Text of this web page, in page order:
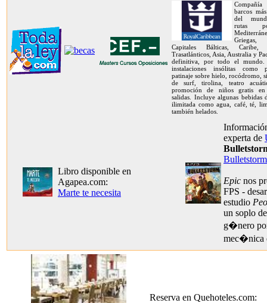
barcos
del
rutas
Griegas,
Capitales Bálticas, Caribe,
Trasatlánticos, Asia, Australia y
definitiva, por todo el mundo.
instalaciones insólitas como
patinaje sobre hielo, rocódromo,
de surf, tirolina, teatro
promoción de niños gratis en
salidas. Incluye algunas bebidas
ilimitada como agua, café, té,
también helados.
Libro disponible en
Agapea.com:
Marte te necesita
experta de
Bulletstorm
Epic nos
FPS -
estudio
un soplo
g�nero
mec�nica
Reserva en Quehoteles.com: